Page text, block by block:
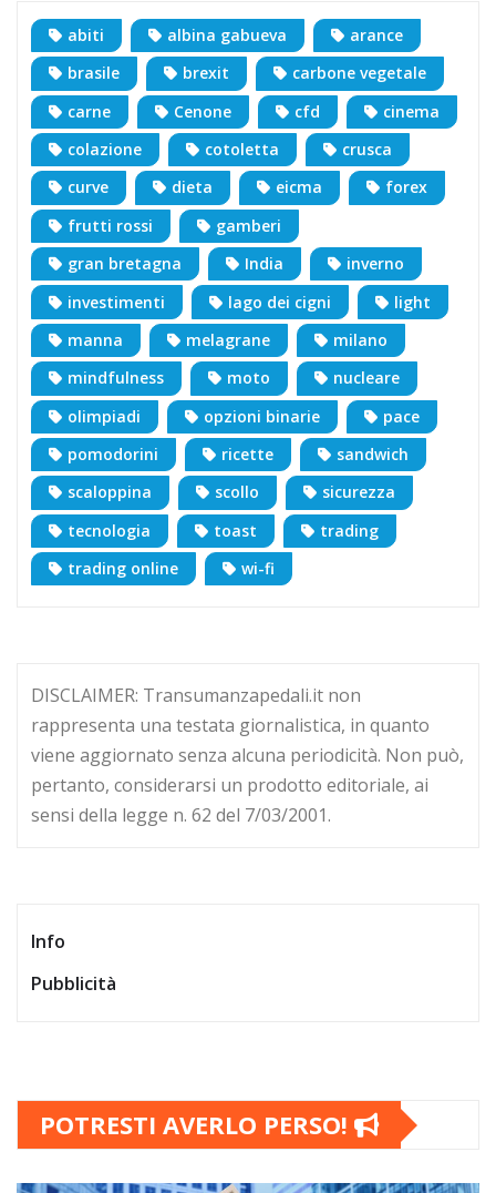
abiti albina gabueva
arance
brasile
brexit
carbone vegetale
carne
Cenone cfd
cinema
colazione
cotoletta
crusca
curve
dieta eicma
forex
frutti rossi
gamberi
gran bretagna
India
inverno
investimenti
lago dei cigni
light
manna
melagrane
milano
mindfulness
moto
nucleare
olimpiadi
opzioni binarie
pace
pomodorini
ricette
sandwich
scaloppina
scollo
sicurezza
tecnologia
toast
trading
trading online
wi-fi
DISCLAIMER: Transumanzapedali.it non
rappresenta una testata giornalistica, in quanto
viene aggiornato senza alcuna periodicità. Non può,
pertanto, considerarsi un prodotto editoriale, ai
sensi della legge n. 62 del 7/03/2001.
Info
Pubblicità
POTRESTI AVERLO PERSO!